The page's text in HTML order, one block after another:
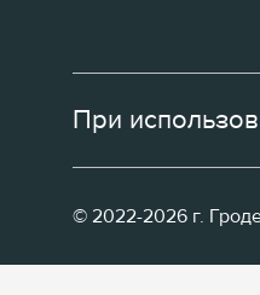
При
© 2022-2026 г.